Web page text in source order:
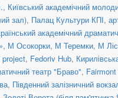
, Київський академічний
зал), Палац Культури КПІ,
академічний
, М Осокорки, М Теремки, М
project, Fedoriv Hub,
театр "Браво",
, Південний залізничний